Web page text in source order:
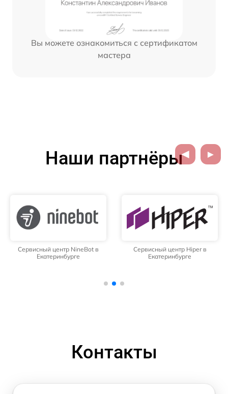
Вы можете ознакомиться с сертификатом
мастера
Наши партнёры
Сервисный центр NineBot в
Екатеринбурге
Сервисный центр Hiper в
Екатеринбурге
Контакты